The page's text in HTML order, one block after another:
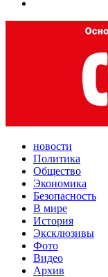
новости
Политика
Общество
Экономика
Безопасность
В мире
История
Эксклюзивы
Фото
Видео
Архив